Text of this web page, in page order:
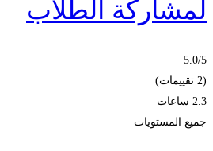
لمشاركة الطلاب
5.0/5
(2 تقييمات)
2.3 ساعات
جميع المستويات